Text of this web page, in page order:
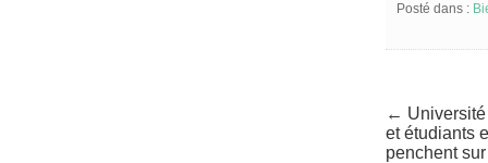
Posté dans :
← Université
et étudiants
penchent